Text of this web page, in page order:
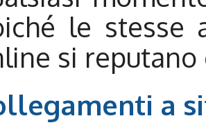
le stesse
si
a